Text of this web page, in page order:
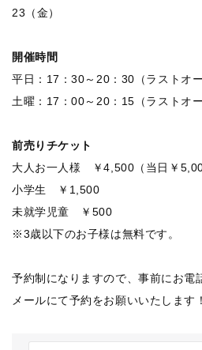
23（金）
開催時間
平日：17：30～20：30（ラストオ
土曜：17：00～20：15（ラストオ
前売りチケット
大人お一人様 ￥4,500（当日￥
小学生 ￥1,500
未就学児童 ￥500
※3歳以下のお子様は無料です。
予約制になりますので、事前にお電
メールにて予約をお願いいたします！